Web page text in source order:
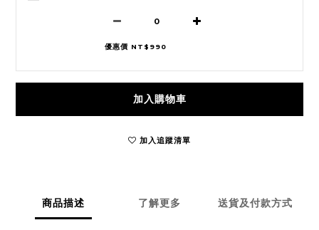
優惠價 NT$990
加入購物車
加入追蹤清單
商品描述 了解更多 送貨及付款方式